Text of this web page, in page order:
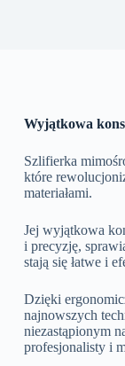
Wyjątkowa
Szlifierka
które
materiałami.
Jej wyjątkowa
i precyzję,
stają się łatwe i
Dzięki
najnowszych
niezastąpionym
profesjonalisty i